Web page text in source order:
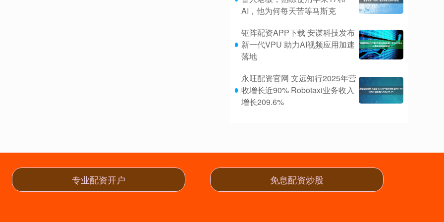
AI，他为何每天苦等马斯克
钜阵配资APP下载 安谋科技发布
新一代VPU 助力AI视频应用加速
落地
永旺配资官网 文远知行2025年营
收增长近90% Robotaxi业务收入
增长209.6%
专业配资开户 免息配资炒股